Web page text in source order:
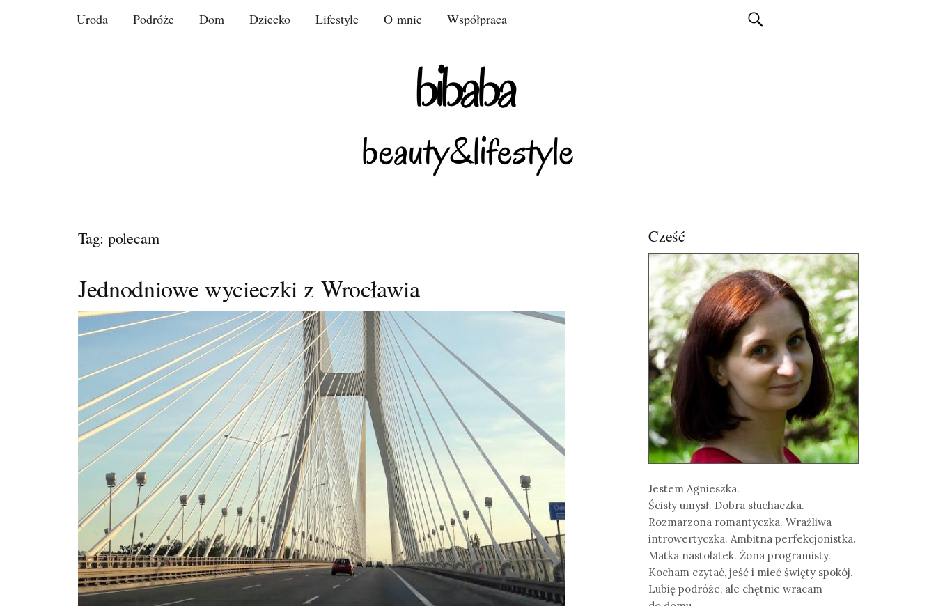
Uroda Podróże Dom Dziecko Lifestyle O mnie Współpraca Szukaj:
Tag: polecam
Jednodniowe wycieczki z Wrocławia
Cześć
Jestem Agnieszka.
Ścisły umysł. Dobra słuchaczka.
Rozmarzona romantyczka. Wrażliwa
introwertyczka. Ambitna perfekcjonistka.
Matka nastolatek. Żona programisty.
Kocham czytać, jeść i mieć święty spokój.
Lubię podróże, ale chętnie wracam